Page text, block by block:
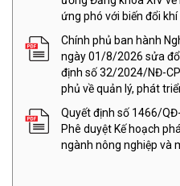
ứng phó với biến đổi
Chính phủ ban hành
ngày 01/8/2026 sửa
định số 32/2024/NĐ-
phủ về quản lý, phát
Quyết định số 1466/
Phê duyệt Kế hoạch
ngành nông nghiệp và